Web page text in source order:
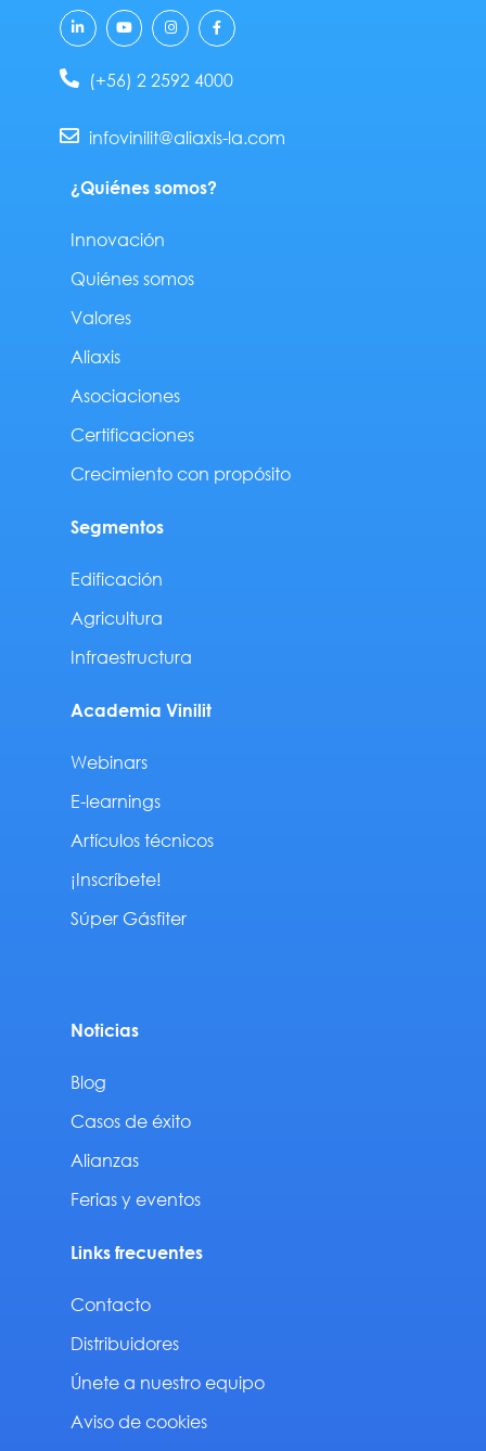
L
i
n
d
-
i
Y
o
u
u
b
I
n
s
a
g
m
F
a
c
b
o
-
f
(+56) 2 2592 4000
infovinilit@aliaxis-la.com
¿Quiénes somos?
Innovación
Quiénes somos
Valores
Aliaxis
Asociaciones
Certificaciones
Crecimiento con propósito
Segmentos
Edificación
Agricultura
Infraestructura
Academia Vinilit
Webinars
E-learnings
Artículos técnicos
¡Inscríbete!
Súper Gásfiter
Noticias
Blog
Casos de éxito
Alianzas
Ferias y eventos
Links frecuentes
Contacto
Distribuidores
Únete a nuestro equipo
Aviso de cookies